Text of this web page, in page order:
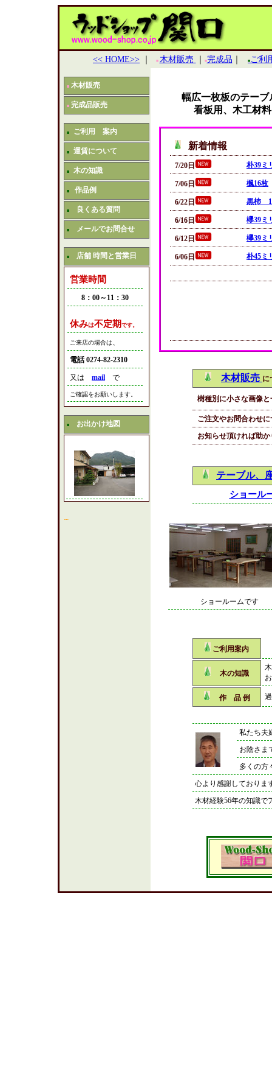
<< HOME>> ■ 木材販売 ■完成品 ■ご利
■ 木材販売
■ 完成品販売
■ ご利用 案内
■ 運賃について
■ 木の知識
■ 作品例
■ 良くある質問
■ メールでお問合せ
■ 店舗 時間と営業日
営業時間
8：00～11：30
休みは不定期 です。
ご来店の場合は、
電話 0274-82-2310
又は mail で
ご確認をお願いします。
■ お出かけ地図
幅広一枚板のテー
看板用、木工材料
新着情報
7/20日 朴39ミ
7/06日 楓16枚
6/22日 黒柿
6/16日 欅39ミ
6/12日 欅39ミ
6/06日 朴45ミ
木材販売
樹種別に小さな画像
ご注文やお問合わせ
お知らせ頂ければ助
テーブル、
ショール
ショールームです
ご利用案内
木の知識
作 品 例
私たち夫
お陰さま
多くの方
心より感謝しておりま
木材経験56年の知識で